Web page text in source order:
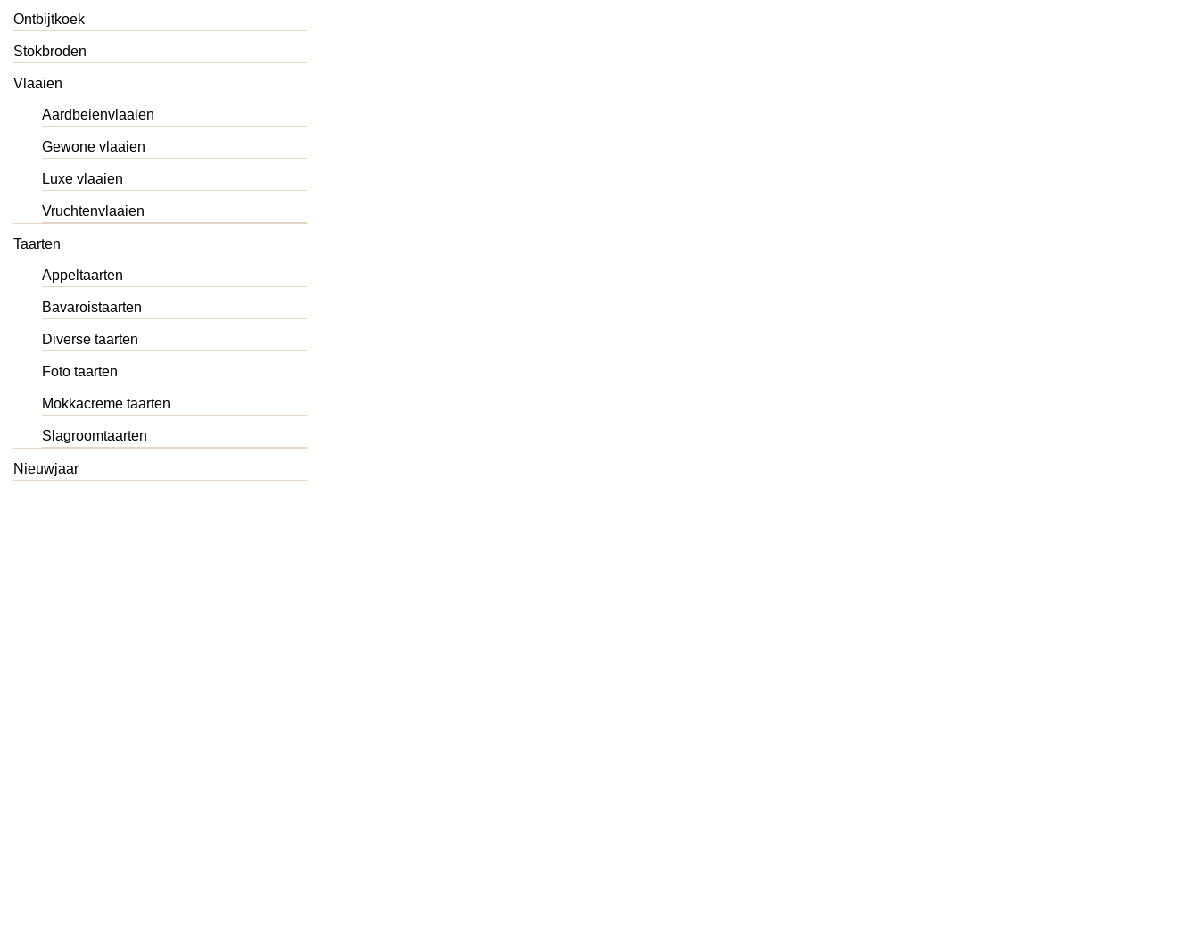
Ontbijtkoek
Stokbroden
Vlaaien
Aardbeienvlaaien
Gewone vlaaien
Luxe vlaaien
Vruchtenvlaaien
Taarten
Appeltaarten
Bavaroistaarten
Diverse taarten
Foto taarten
Mokkacreme taarten
Slagroomtaarten
Nieuwjaar